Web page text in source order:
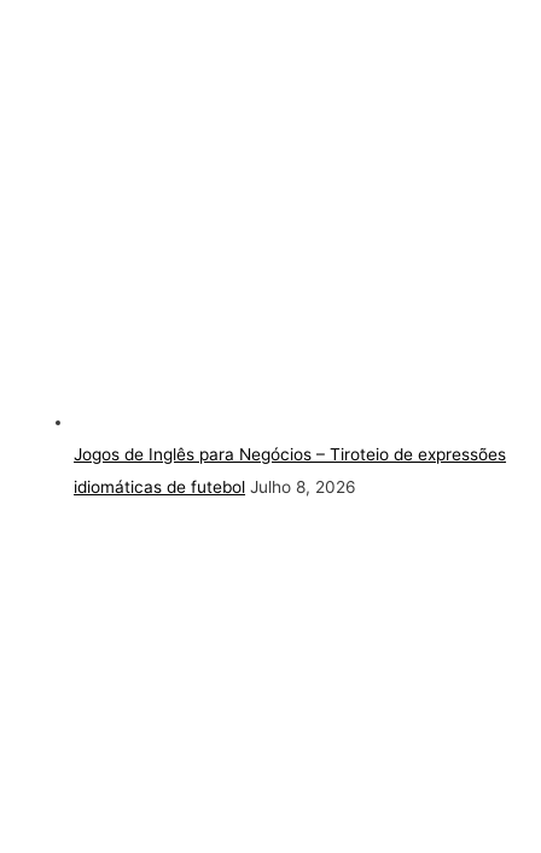
Jogos de Inglês para Negócios – Tiroteio de expressões
idiomáticas de futebol Julho 8, 2026